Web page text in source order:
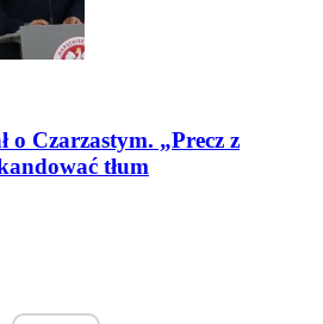
o Czarzastym. „Precz z
tłum